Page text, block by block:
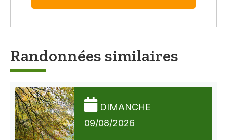
Randonnées similaires
DIMANCHE
09/08/2026